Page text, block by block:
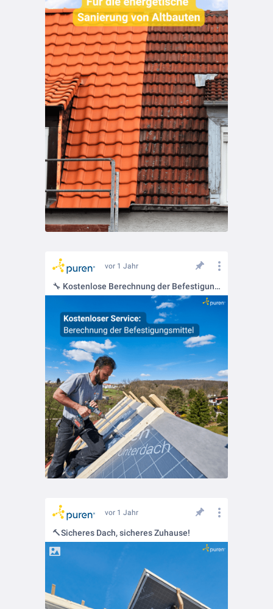
vor 1 Jahr
🔧 Kostenlose Berechnung der Befestigungsmittel! 🔧
vor 1 Jahr
🔨Sicheres Dach, sicheres Zuhause!